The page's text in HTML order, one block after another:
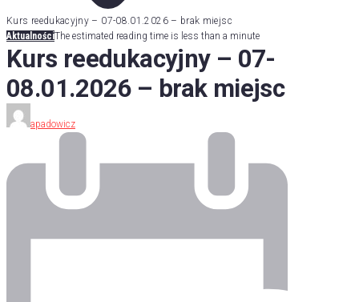
Kurs reedukacyjny – 07-08.01.2026 – brak miejsc
AktualnościThe estimated reading time is less than a minute
Kurs reedukacyjny – 07-
08.01.2026 – brak miejsc
apadowicz